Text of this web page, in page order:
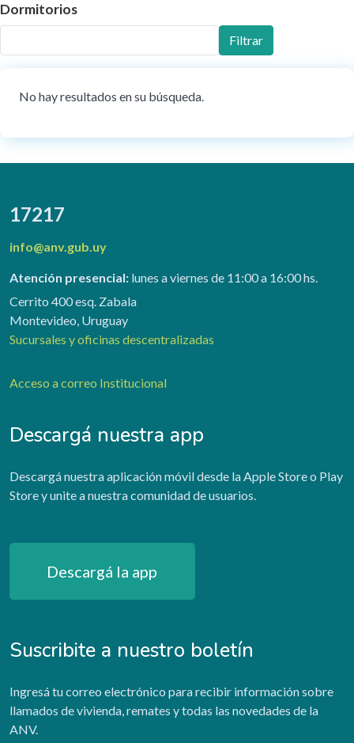
Dormitorios
Filtrar
No hay resultados en su búsqueda.
17217
info@anv.gub.uy
Atención presencial: lunes a viernes de 11:00 a 16:00 hs.
Cerrito 400 esq. Zabala
Montevideo, Uruguay
Sucursales y oficinas descentralizadas
Acceso a correo Institucional
Descargá nuestra app
Descargá nuestra aplicación móvil desde la Apple Store o Play
Store y unite a nuestra comunidad de usuarios.
Descargá la app
Suscribite a nuestro boletín
Ingresá tu correo electrónico para recibir información sobre
llamados de vivienda, remates y todas las novedades de la
ANV.